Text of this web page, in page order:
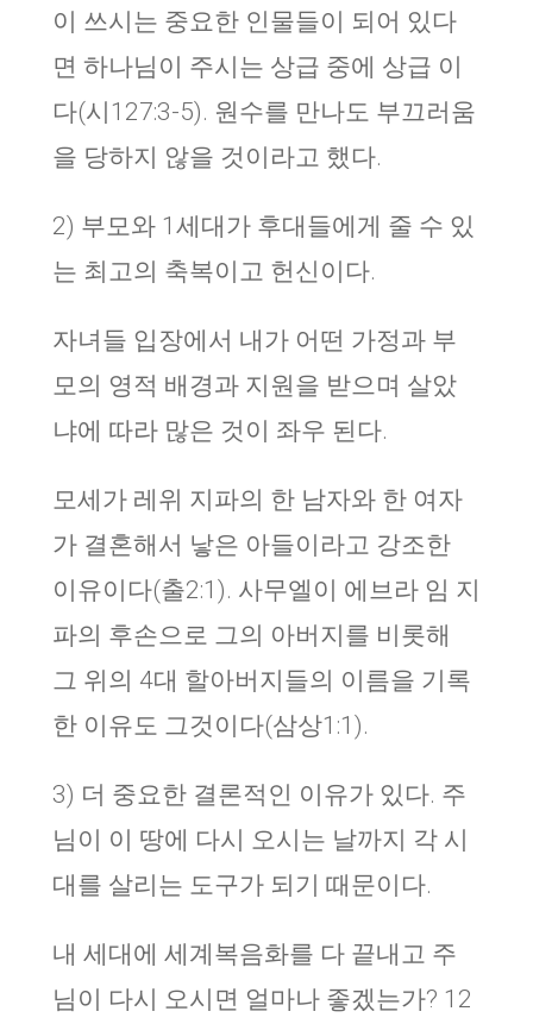
이 쓰시는 중요한 인물들이 되어 있다
면 하나님이 주시는 상급 중에 상급 이
다(시127:3-5). 원수를 만나도 부끄러움
을 당하지 않을 것이라고 했다.
2) 부모와 1세대가 후대들에게 줄 수 있
는 최고의 축복이고 헌신이다.
자녀들 입장에서 내가 어떤 가정과 부
모의 영적 배경과 지원을 받으며 살았
냐에 따라 많은 것이 좌우 된다.
모세가 레위 지파의 한 남자와 한 여자
가 결혼해서 낳은 아들이라고 강조한
이유이다(출2:1). 사무엘이 에브라 임 지
파의 후손으로 그의 아버지를 비롯해
그 위의 4대 할아버지들의 이름을 기록
한 이유도 그것이다(삼상1:1).
3) 더 중요한 결론적인 이유가 있다. 주
님이 이 땅에 다시 오시는 날까지 각 시
대를 살리는 도구가 되기 때문이다.
내 세대에 세계복음화를 다 끝내고 주
님이 다시 오시면 얼마나 좋겠는가? 12